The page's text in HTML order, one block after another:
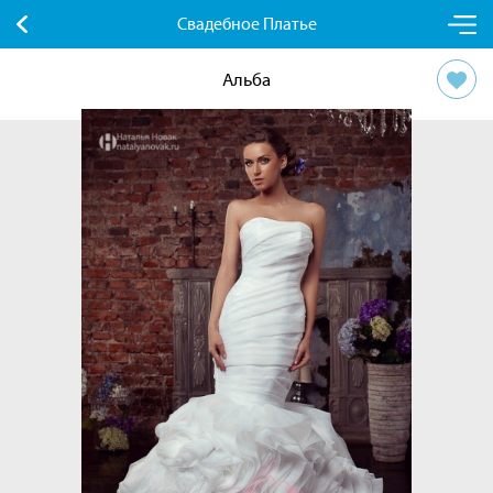
Свадебное Платье
Альба